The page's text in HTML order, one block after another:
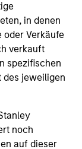
in denen
oder Verkäufe
verkauft
spezifischen
des jeweiligen
noch
auf dieser